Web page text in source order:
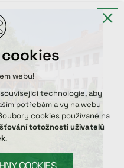
webu!
technologie, aby
potřebám a vy na webu
cookies používané na
totožnosti uživatelů
.
COOKIES